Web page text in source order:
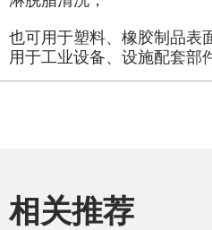
也可用于塑料、橡胶制品表
用于工业设备、设施配套部
相关推荐